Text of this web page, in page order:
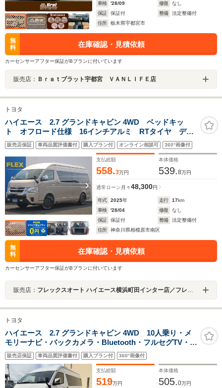
車検
'28/09 修復
なし
保証
保証付 整備
法定整備付
住所
栃木県宇都宮市
無
料
在庫確認・見積依頼
カーセンサーアフター保証がBプランに付いています
販売店： Ｂｒａｔブラット宇都宮 ＶＡＮＬＩＦＥ店
トヨタ
ハイエース 2.7 グランドキャビン 4WD ベッドキッ
ト オフロード仕様 16インチアルミ RTタイヤ デイ
ライト付きスポイラー スマートベッド シートカバ
ー デジタルインナーミラー LEDヘッドライト 寒冷
地仕様 助手席エアバッグ プッシュスタート
販売店保証 車両品質評価書付 購入プラン付 オンライン相談可 360°画像付
支払総額
558.3万円
本体価格
539.8万円
通常ローン 月々48,300円
年式 2025年 走行 17km
車検
'28/04 修復
なし
保証
保証付 整備
法定整備付
住所
神奈川県相模原市南区
無
料
在庫確認・見積依頼
カーセンサーアフター保証がBプランに付いています
販売店： フレックスオート ハイエース横浜町田インター店／フレックスオート株式会社
トヨタ
ハイエース 2.7 グランドキャビン 4WD 10人乗り・メ
モリーナビ・バックカメラ・Bluetooth・フルセグTV・
DVD/CD再生・ETC・片側電動スライドドア・スマートキ
ー・LEDヘッドライト・衝突被害軽減ブレーキ・リヤク
ーラー
販売店保証 車両品質評価書付 購入プラン付 360°画像付
支払総額
519万円
本体価格
505.0万円